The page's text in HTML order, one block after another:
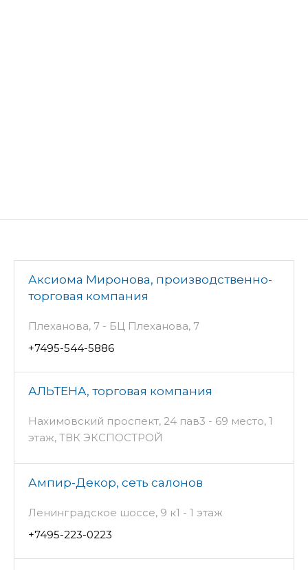
Аксиома Миронова, производственно-
торговая компания
Плеханова, 7 - БЦ Плеханова, 7
+7495-544-5886
АЛЬТЕНА, торговая компания
Нахимовский проспект, 24 пав3 - 69 место, 1
этаж, ТВК ЭКСПОСТРОЙ
Ампир-Декор, сеть салонов
Ленинградское шоссе, 9 к1 - 1 этаж
+7495-223-0223